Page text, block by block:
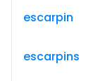
escarpin
escarpins